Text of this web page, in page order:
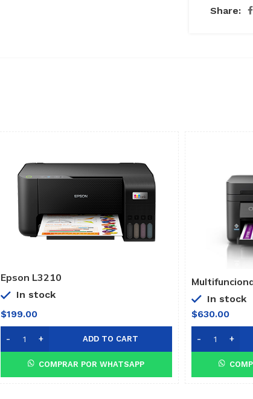
Share:
Epson L3210
In stock
$199.00
ADD TO CART
COMPRAR POR WHATSAPP
L6270
In stock
$630.00